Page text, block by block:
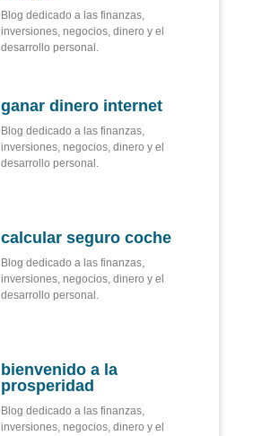
Blog dedicado a las finanzas,
inversiones, negocios, dinero y el
desarrollo personal.
ganar dinero internet
Blog dedicado a las finanzas,
inversiones, negocios, dinero y el
desarrollo personal.
calcular seguro coche
Blog dedicado a las finanzas,
inversiones, negocios, dinero y el
desarrollo personal.
bienvenido a la
prosperidad
Blog dedicado a las finanzas,
inversiones, negocios, dinero y el